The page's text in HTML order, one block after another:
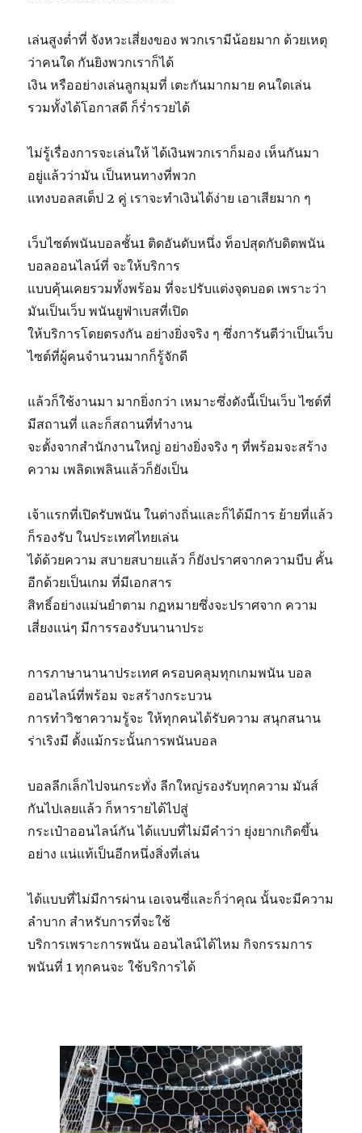
เล่นสูงต่ำที่ จังหวะเสี่ยงของ พวกเรามีน้อยมาก ด้วยเหตุ
ว่าคนใด กันยิงพวกเราก็ได้
เงิน หรืออย่างเล่นลูกมุมที่ เตะกันมากมาย คนใดเล่น
รวมทั้งได้โอกาสดี ก็ร่ำรวยได้
ไม่รู้เรื่องการจะเล่นให้ ได้เงินพวกเราก็มอง เห็นกันมา
อยู่แล้วว่ามัน เป็นหนทางที่พวก
แทงบอลสเต็ป 2 คู่ เราจะทำเงินได้ง่าย เอาเสียมาก ๆ
เว็บไซต์พนันบอลชั้น1 ติดอันดับหนึ่ง ท็อปสุดกับดิตพนัน
บอลออนไลน์ที่ จะให้บริการ
แบบคุ้นเคยรวมทั้งพร้อม ที่จะปรับแต่งจุดบอด เพราะว่า
มันเป็นเว็บ พนันยูฟ่าเบสที่เปิด
ให้บริการโดยตรงกัน อย่างยิ่งจริง ๆ ซึ่งการันตีว่าเป็นเว็บ
ไซต์ที่ผู้คนจำนวนมากก็รู้จักดี
แล้วก็ใช้งานมา มากยิ่งกว่า เหมาะซึ่งดังนี้เป็นเว็บ ไซต์ที่
มีสถานที่ และก็สถานที่ทำงาน
จะตั้งจากสำนักงานใหญ่ อย่างยิ่งจริง ๆ ที่พร้อมจะสร้าง
ความ เพลิดเพลินแล้วก็ยังเป็น
เจ้าแรกที่เปิดรับพนัน ในต่างถิ่นและก็ได้มีการ ย้ายที่แล้ว
ก็รองรับ ในประเทศไทยเล่น
ได้ด้วยความ สบายสบายแล้ว ก็ยังปราศจากความบีบ คั้น
อีกด้วยเป็นเกม ที่มีเอกสาร
สิทธิ์อย่างแม่นยำตาม กฏหมายซึ่งจะปราศจาก ความ
เสี่ยงแน่ๆ มีการรองรับนานาประ
การภาษานานาประเทศ ครอบคลุมทุกเกมพนัน บอล
ออนไลน์ที่พร้อม จะสร้างกระบวน
การทำวิชาความรู้จะ ให้ทุกคนได้รับความ สนุกสนาน
ร่าเริงมี ตั้งแม้กระนั้นการพนันบอล
บอลลีกเล็กไปจนกระทั่ง ลีกใหญ่รองรับทุกความ มันส์
กันไปเลยแล้ว ก็หารายได้ไปสู่
กระเป๋าออนไลน์กัน ได้แบบที่ไม่มีคำว่า ยุ่งยากเกิดขึ้น
อย่าง แน่แท้เป็นอีกหนึ่งสิ่งที่เล่น
ได้แบบที่ไม่มีการผ่าน เอเจนซี่และก็ว่าคุณ นั้นจะมีความ
ลำบาก สำหรับการที่จะใช้
บริการเพราะการพนัน ออนไลน์ได้ไหม กิจกรรมการ
พนันที่ 1 ทุกคนจะ ใช้บริการได้